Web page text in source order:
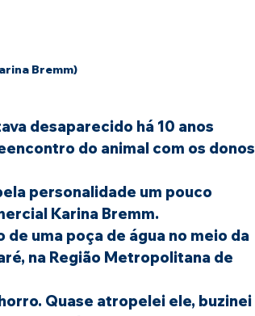
Bremm)
desaparecido há 10 anos
do animal com os donos
personalidade um pouco
Karina Bremm.
uma poça de água no meio da
na Região Metropolitana de
Quase atropelei ele, buzinei